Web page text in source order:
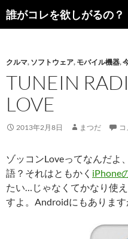
コ
ン
ツ
へ
誰がコレを欲しがるの？
検
索
クルマ, ソフトウェア, モバイル機器,
TUNEIN
LOVE
2013年2月8日 まつだ
ゾッコンLoveってなんだよ
語？それはともかく iPhone
たい…じゃなくてかなり使
すよ。Androidにもあります